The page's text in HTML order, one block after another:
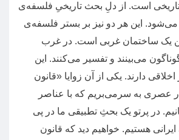
است. از دلِ بحث تاریخیِ فلسفه‌ی
می‌شود. این هر دو نیز بر بستر فلسفه‌ی
یک ساختمان غربی است. در غرب
می‌بینند و تفسیر می‌کنند. این
دارند. یکی از آن زوایا «قانون
عصری به‌ سرمی‌بریم که با عناصر
. در پرتو یک بحثِ تطبیقی ما در پی
هستیم. خواهیم دید که قانون